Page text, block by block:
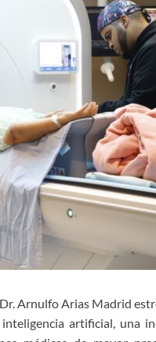
Arnulfo Arias Madrid
artificial, una